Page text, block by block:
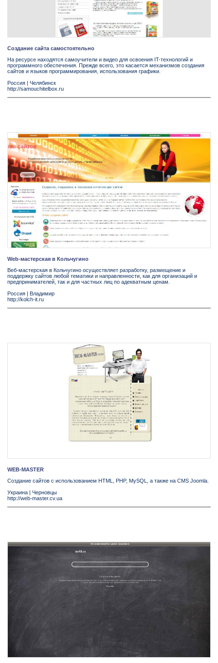
Создание сайта самостоятельно
На ресурсе находятся самоучители и видео для освоения IT-технологий и
программного обеспечения. Прежде всего, это касается механизмов создания
сайтов и языков программирования, использования графики.
Россия | Челябинск
http://samouchitelbox.ru
Web-мастерская в Кольчугино
Веб-мастерская в Кольчугино осуществляет разработку, размещение и
поддержку сайтов любой тематики и направленности, как для организаций и
предпринимателей, так и для частных лиц по адекватным ценам.
Россия | Владимир
http://kolch-it.ru
WEB-MASTER
Создание сайтов с использованием HTML, PHP, MySQL, а также на CMS Joomla.
Украина | Черновцы
http://web-master.cv.ua